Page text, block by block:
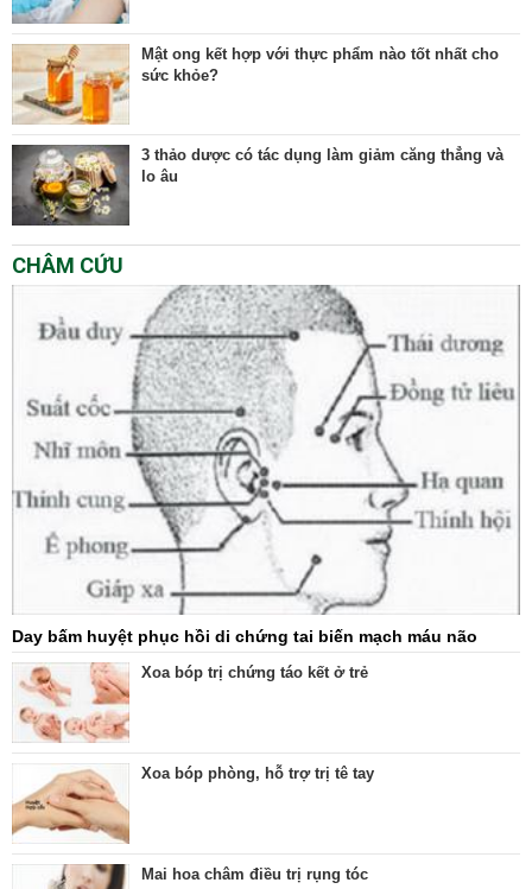
Mật ong kết hợp với thực phẩm nào tốt nhất cho
sức khỏe?
3 thảo dược có tác dụng làm giảm căng thẳng và
lo âu
CHÂM CỨU
Day bấm huyệt phục hồi di chứng tai biến mạch máu não
Xoa bóp trị chứng táo kết ở trẻ
Xoa bóp phòng, hỗ trợ trị tê tay
Mai hoa châm điều trị rụng tóc